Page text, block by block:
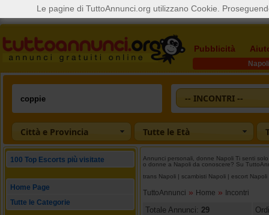
Pubblicità
Napoli
-- INCONTRI --
Città e Provincia Tutte le Età
100 Top Escorts più visitate
Home Page
Tutte le Categorie
Annunci personali, donne Napoli Ti senti
o donne a Napoli da conoscere? Su
trans Napoli | scambisti Napoli | escort Napoli
TuttoAnnunci » Home » Incontri
Totale Annunci: 29
Le pagine di TuttoAnnunci.org utilizzano Cookie.